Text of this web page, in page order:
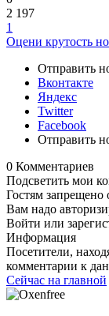
2 197
1
Оцени крутость
Отправить
Вконтакте
Яндекс
Twitter
Facebook
Отправить
0 Комментариев
Подсветить мои
Гостям запрещено
Вам надо
Войти или
Информация
Посетители,
комментарии к
Сейчас на главной